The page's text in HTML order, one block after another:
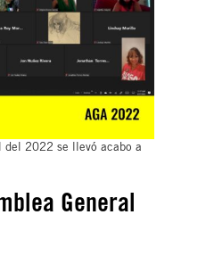
del 2022 se llevó acabo a
General